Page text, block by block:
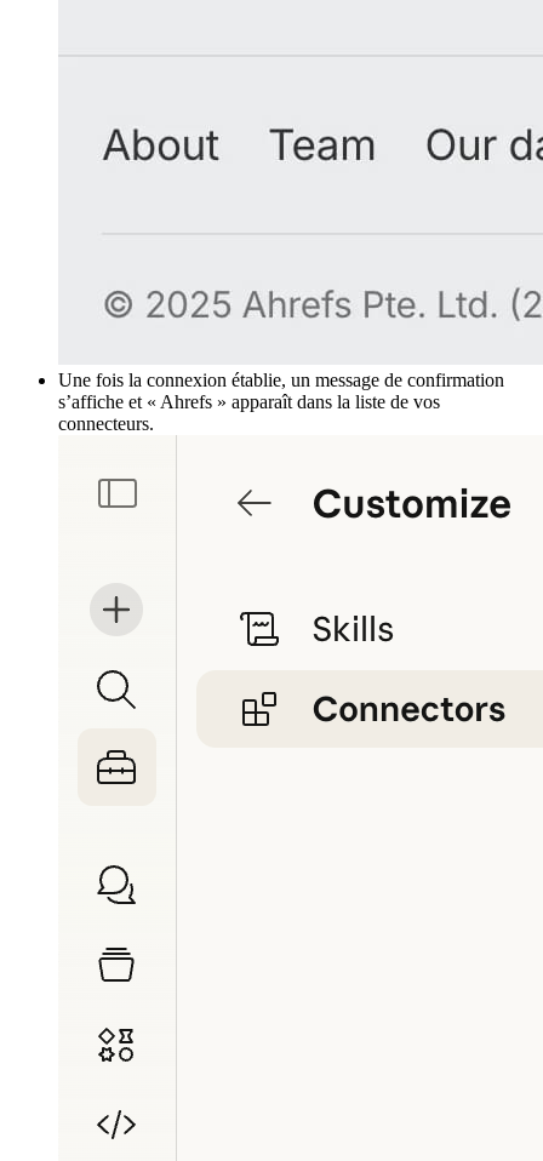
Une fois la connexion établie, un message de confirmation
s’affiche et « Ahrefs » apparaît dans la liste de vos
connecteurs.